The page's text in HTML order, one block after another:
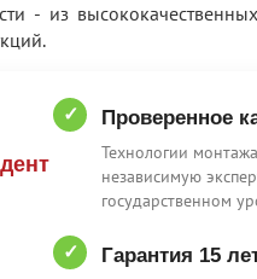
- из
✓ Проверенное
Технологии
независимую
государственном
✓ Гарантия 15